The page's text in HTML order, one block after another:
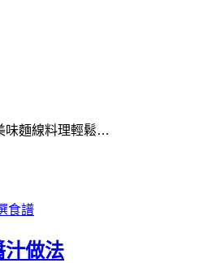
味麵線料理輕鬆…
食譜
汁做法